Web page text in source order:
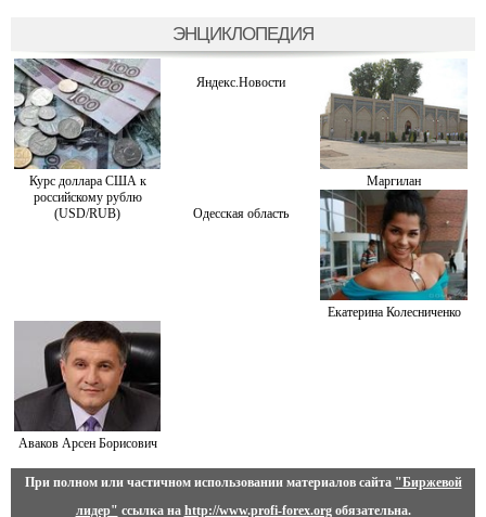
ЭНЦИКЛОПЕДИЯ
Курс доллара США к
российскому рублю
(USD/RUB)
Яндекс.Новости
Маргилан
Одесская область
Екатерина Колесниченко
Аваков Арсен Борисович
При полном или частичном использовании материалов сайта "Биржевой
лидер" ссылка на http://www.profi-forex.orgобязательна.